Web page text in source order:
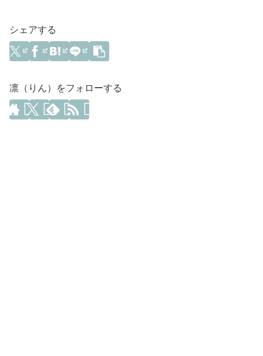
シェアする
凛（りん）をフォローする